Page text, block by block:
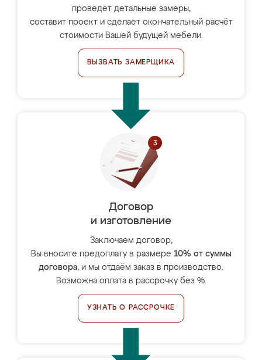
проведёт детальные замеры,
составит проект и сделает окончательный расчёт
стоимости Вашей будущей мебели.
ВЫЗВАТЬ ЗАМЕРЩИКА
Договор
и изготовление
Заключаем договор,
Вы вносите предоплату в размере 10% от суммы
договора, и мы отдаём заказ в производство.
Возможна оплата в рассрочку без %.
УЗНАТЬ О РАССРОЧКЕ